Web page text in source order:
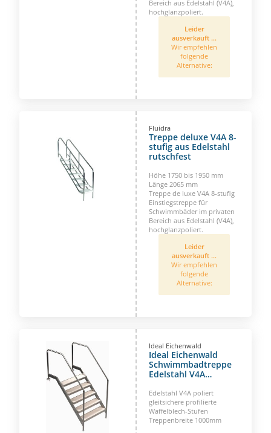
Bereich aus Edelstahl (V4A),
hochglanzpoliert.
Leider
ausverkauft ...
Wir empfehlen
folgende
Alternative:
Fluidra
Treppe deluxe V4A 8-
stufig aus Edelstahl
rutschfest
Höhe 1750 bis 1950 mm
Länge 2065 mm
Treppe de luxe V4A 8-stufig
Einstiegstreppe für
Schwimmbäder im privaten
Bereich aus Edelstahl (V4A),
hochglanzpoliert.
Leider
ausverkauft ...
Wir empfehlen
folgende
Alternative:
Ideal Eichenwald
Ideal Eichenwald
Schwimmbadtreppe
Edelstahl V4A
mm 5-8 Stufen
Edelstahl V4A poliert
gleitsichere profilierte
Waffelblech-Stufen
Treppenbreite 1000mm